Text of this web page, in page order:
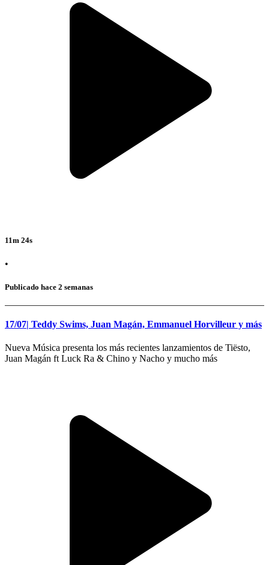
11m 24s
•
Publicado hace 2 semanas
17/07| Teddy Swims, Juan Magán, Emmanuel Horvilleur y más
Nueva Música presenta los más recientes lanzamientos de Tiësto,
Juan Magán ft Luck Ra & Chino y Nacho y mucho más